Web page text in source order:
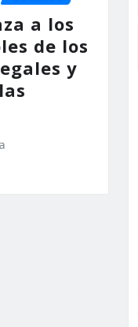
a los
de los
y